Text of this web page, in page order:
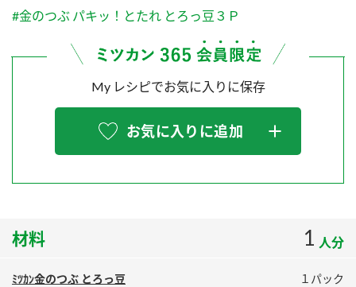
Fibee
PIN印
三ツ判山吹
スペシャルサイト
お酢を知ろう！
すしラボ
ぽん酢サワー
鍋奉行マニュアル
ミツカンのCM
ZENB initiative
各部門が大切にしていること
キッザニア東京「ぽん酢工房」
お客様の声をいかしました
販売終了製品のご案内
よくあるご質問
地図から取り扱い店舗を探す
#金のつぶ パキッ！とたれ とろっ豆３Ｐ
My レシピでお気に入りに保存
お気に入りに追加
材料 1 人分
ﾐﾂｶﾝ金のつぶ とろっ豆 １パック